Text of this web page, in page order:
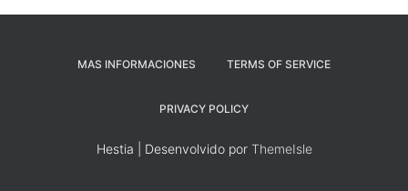
MAS INFORMACIONES TERMS OF SERVICE
PRIVACY POLICY
Hestia | Desenvolvido por ThemeIsle